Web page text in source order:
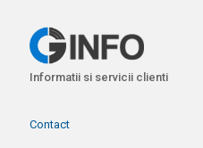
Informatii si servicii clienti
Contact